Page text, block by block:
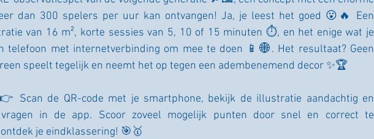
dan 300 spelers per uur kan ontvangen! Ja, je leest het goed 😮🔥 Een
van 16 m², korte sessies van 5, 10 of 15 minuten ⏱️, en het enige wat je
telefoon met internetverbinding om mee te doen 📱🌐. Het resultaat? Geen
speelt tegelijk en neemt het op tegen een adembenemend decor ✨🏆
Scan de QR-code met je smartphone, bekijk de illustratie aandachtig en
in de app. Scoor zoveel mogelijk punten door snel en correct te
je eindklassering! 🎯🥇